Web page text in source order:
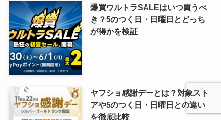
爆買ウルトラSALEはいつ買うべ
き？5のつく日・日曜日とどっち
が得かを検証
ヤフショ感謝デーとは？対象スト
アや5のつく日・日曜日との違い
を徹底比較